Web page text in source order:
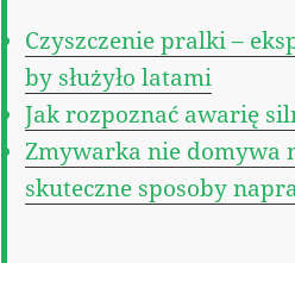
Czyszczenie pralki –
by służyło latami
Jak rozpoznać awarię
Zmywarka nie domywa
skuteczne sposoby